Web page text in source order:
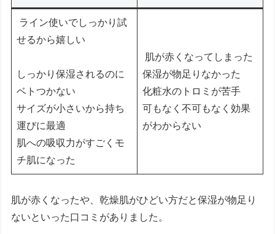
ライン使いでしっかり試
せるから嬉しい
しっかり保湿されるのに
ベトつかない
サイズが小さいから持ち
運びに最適
肌への吸収力がすごくモ
チ肌になった
肌が赤くなってしまった
保湿が物足りなかった
化粧水のトロミが苦手
可もなく不可もなく効果
がわからない
肌が赤くなったや、乾燥肌がひどい方だと保湿が物足り
ないといった口コミがありました。